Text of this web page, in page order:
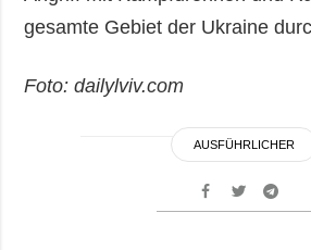
gesamte Gebiet der Ukraine
Foto: dailylviv.com
AUSFÜHRLICHER